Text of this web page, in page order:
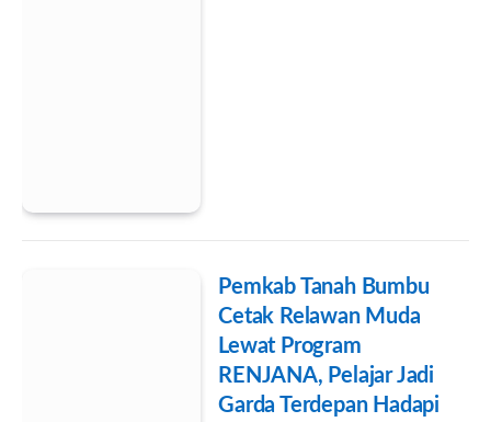
Pemkab Tanah Bumbu
Cetak Relawan Muda
Lewat Program
RENJANA, Pelajar Jadi
Garda Terdepan Hadapi